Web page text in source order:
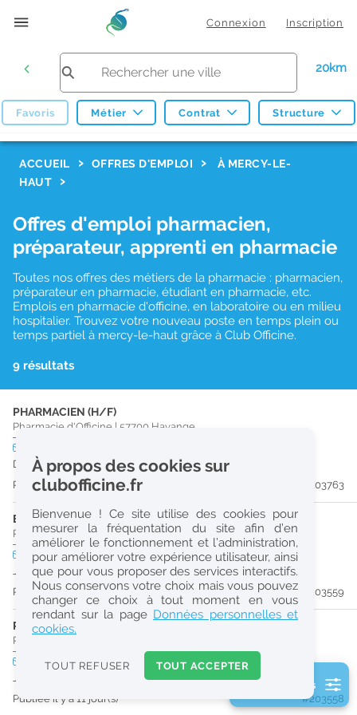
Connexion Inscription
20km
Favoris Métier Contrat Structure
Réinitialiser
2
0
Consulter les offres de la France d'outre-mer
ACCUEIL OFFRES D'EMPLOI
À MERCY-LE-
HAUT
Offres d'emploi pharmacien,
préparateur, apprenti en pharmacie
Toutes nos offres des métiers de la pharmacie : pharmacien,
préparateur en pharmacie, étudiant en pharmacie, etc.
Emplois en pharmacie d'officine, en laboratoire ou en milieu
hospitalier. Trouvez votre nouveau poste en temps plein ou
temps partiel à mercy-le-haut grâce à Club Officine.
9 résultats
PHARMACIEN (H/F)
Pharmacie d'Officine | 57700 Hayange
Dès que possible
Publiée il y a 10 jour(s)
#203763
ETUDIANT EN PHARMACIE 6E ANNÉE VALIDÉE (H/F)
Pharmacie d'Officine|54750Trieux
CDDtemps plein
Jusqu'au 28/09/26
Publiée il y a 11 jour(s)
#203559
PHARMACIEN (H/F)
Pharmacie d'Officine
CDDtemps plein
Jusqu'au 26/09/26
Publiée il y a 11 jour(s)
#203558
2 filtre(s) actifs
À propos des cookies sur
clubofficine.fr
Bienvenue ! Ce site utilise des cookies pour
mesurer la fréquentation du site afin d’en
améliorer le fonctionnement et l’administration,
pour améliorer votre expérience utilisateur, ainsi
que pour vous proposer des services interactifs.
Nous conservons votre choix mais vous pouvez
changer ce choix à tout moment en vous
rendant sur la page Données personnelles et
cookies.
TOUT REFUSER TOUT ACCEPTER